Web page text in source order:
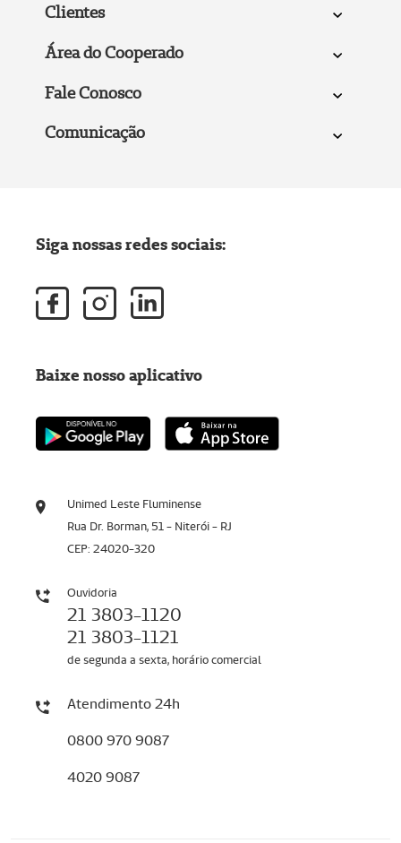
Clientes
Área do Cooperado
Fale Conosco
Comunicação
Unimed Leste Fluminense
Rua Dr. Borman, 51 - Niterói - RJ
CEP: 24020-320
Ouvidoria
21 3803-1120
21 3803-1121
de segunda a sexta, horário comercial
Atendimento 24h
0800 970 9087
4020 9087
Siga nossas redes sociais:
Baixe nosso aplicativo